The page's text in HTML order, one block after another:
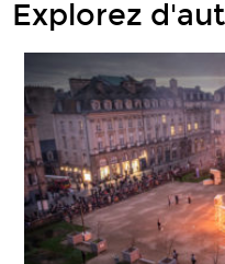
Explorez